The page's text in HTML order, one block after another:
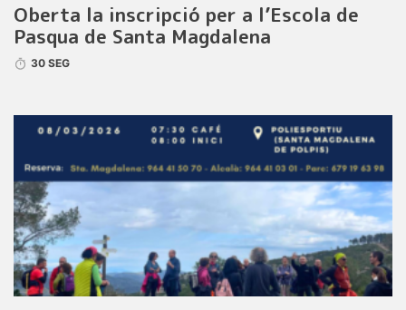
Oberta la inscripció per a l’Escola de
Pasqua de Santa Magdalena
30 SEG